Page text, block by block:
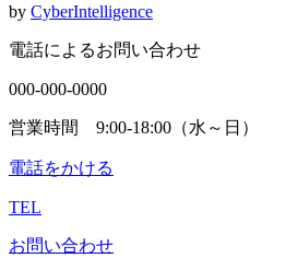
by CyberIntelligence
電話によるお問い合わせ
000-000-0000
営業時間 9:00-18:00（水～日）
電話をかける
TEL
お問い合わせ